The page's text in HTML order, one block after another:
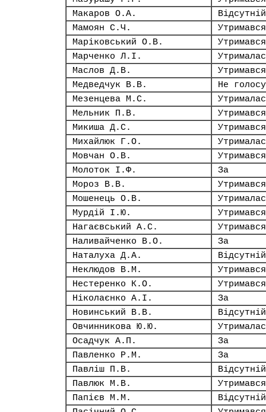
Макаров О.А.
Відсутній
Мамоян С.Ч.
Утримався
Маріковський О.В.
Утримався
Марченко Л.І.
Маслов Д.В.
Утримався
Медведчук В.В.
Не
Мезенцева М.С.
Мельник П.В.
Утримався
Микиша Д.С.
Утримався
Михайлюк Г.О.
Мовчан О.В.
Утримався
Молоток І.Ф.
За
Мороз В.В.
Утримався
Мошенець О.В.
Мурдій І.Ю.
Утримався
Нагаєвський А.С.
Утримався
Наливайченко В.О.
За
Наталуха Д.А.
Відсутній
Неклюдов В.М.
Утримався
Нестеренко К.О.
Утримався
Ніколаєнко А.І.
За
Новинський В.В.
Відсутній
Овчинникова Ю.Ю.
Осадчук А.П.
За
Павленко Р.М.
За
Павліш П.В.
Відсутній
Павлюк М.В.
Утримався
Папієв М.М.
Відсутній